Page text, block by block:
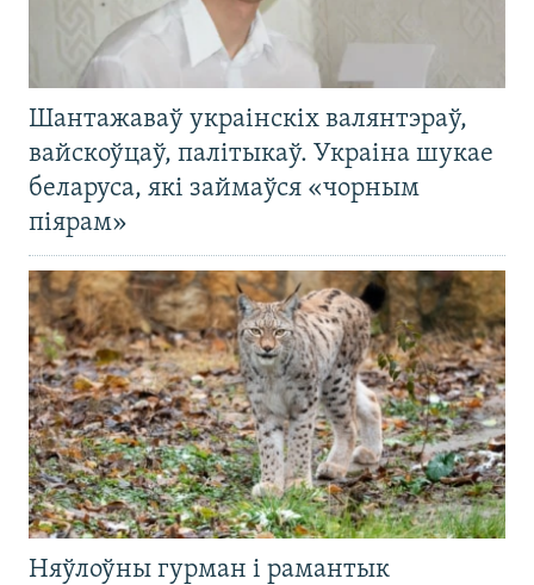
Шантажаваў украінскіх валянтэраў,
вайскоўцаў, палітыкаў. Украіна шукае
беларуса, які займаўся «чорным
піярам»
Няўлоўны гурман і рамантык